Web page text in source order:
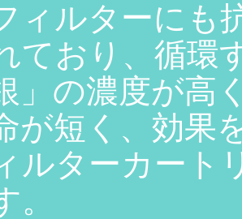
ィルターにも
ており、循環
」の濃度が高
が短く、効果
ルターカート
。